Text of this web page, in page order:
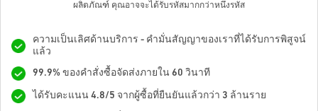
ผลิตภัณฑ์ คุณอาจจะได้รับรหัสมากกว่าหนึ่งรหัส
ความเป็นเลิศด้านบริการ - คำมั่นสัญญาของเราที่ได้รับการพิสูจน์
แล้ว
99.9% ของคำสั่งซื้อจัดส่งภายใน 60 วินาที
ได้รับคะแนน 4.8/5 จากผู้ซื้อที่ยืนยันแล้วกว่า 3 ล้านราย